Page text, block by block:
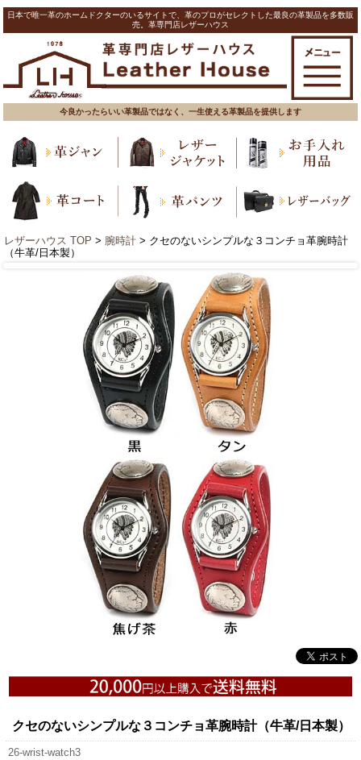
日本で唯一革のホームドクターのいるサイトで、革のプロがセレクトした最良の革製品を多数販
売。革専門店レザーハウス
今良かったらいい革製品ではなく、一生使える革製品を提供します
レザーハウス TOP > 腕時計 > クセのないシンプルな３コンチョ革腕時計
（牛革/日本製）
クセのないシンプルな３コンチョ革腕時計（牛革/日本製）
26-wrist-watch3